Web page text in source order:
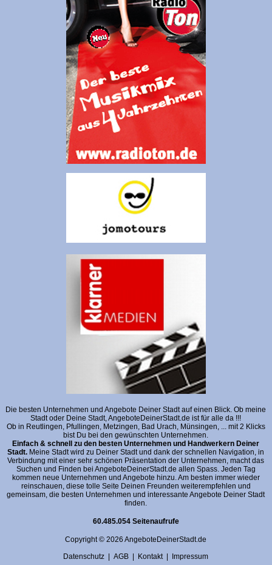
Die besten Unternehmen und Angebote Deiner Stadt auf einen Blick. Ob meine
Stadt oder Deine Stadt, AngeboteDeinerStadt.de ist für alle da !!!
Ob in Reutlingen, Pfullingen, Metzingen, Bad Urach, Münsingen, ... mit 2 Klicks
bist Du bei den gewünschten Unternehmen.
Einfach & schnell zu den besten Unternehmen und Handwerkern Deiner
Stadt. Meine Stadt wird zu Deiner Stadt und dank der schnellen Navigation, in
Verbindung mit einer sehr schönen Präsentation der Unternehmen, macht das
Suchen und Finden bei AngeboteDeinerStadt.de allen Spass. Jeden Tag
kommen neue Unternehmen und Angebote hinzu. Am besten immer wieder
reinschauen, diese tolle Seite Deinen Freunden weiterempfehlen und
gemeinsam, die besten Unternehmen und interessante Angebote Deiner Stadt
finden.
60.485.054 Seitenaufrufe
Copyright © 2026 AngeboteDeinerStadt.de
Datenschutz |AGB | Kontakt| Impressum